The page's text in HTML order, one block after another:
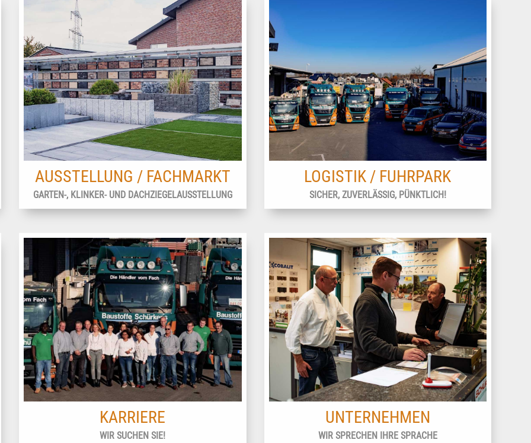
AUSSTELLUNG / FACHMARKT
GARTEN-, KLINKER- UND DACHZIEGELAUSSTELLUNG
LOGISTIK / FUHRPARK
SICHER, ZUVERLÄSSIG, PÜNKTLICH!
KARRIERE
WIR SUCHEN SIE!
UNTERNEHMEN
WIR SPRECHEN IHRE SPRACHE